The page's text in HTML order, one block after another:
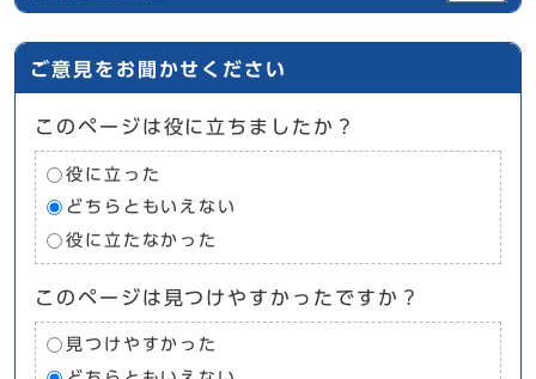
ご意見をお聞かせください
このページは役に立ちましたか？
役に立った
どちらともいえない
役に立たなかった
このページは見つけやすかったですか？
見つけやすかった